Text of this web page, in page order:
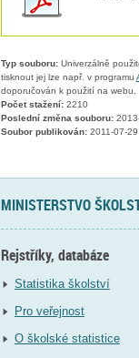
Typ souboru:Univerzálně
tisknout jej lze např. v programu
doporučován k použití na webu.
Počet stažení:2210
Poslední změna souboru:
Soubor publikován:2011-07-29
MINISTERSTVO
Rejstříky, databáze
Statistika školství
Pro veřejnost
O školské statistice